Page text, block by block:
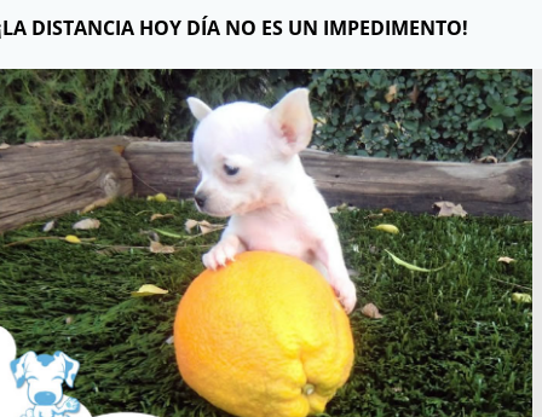
DISTANCIA HOY DÍA NO ES UN IMPEDIMENTO!